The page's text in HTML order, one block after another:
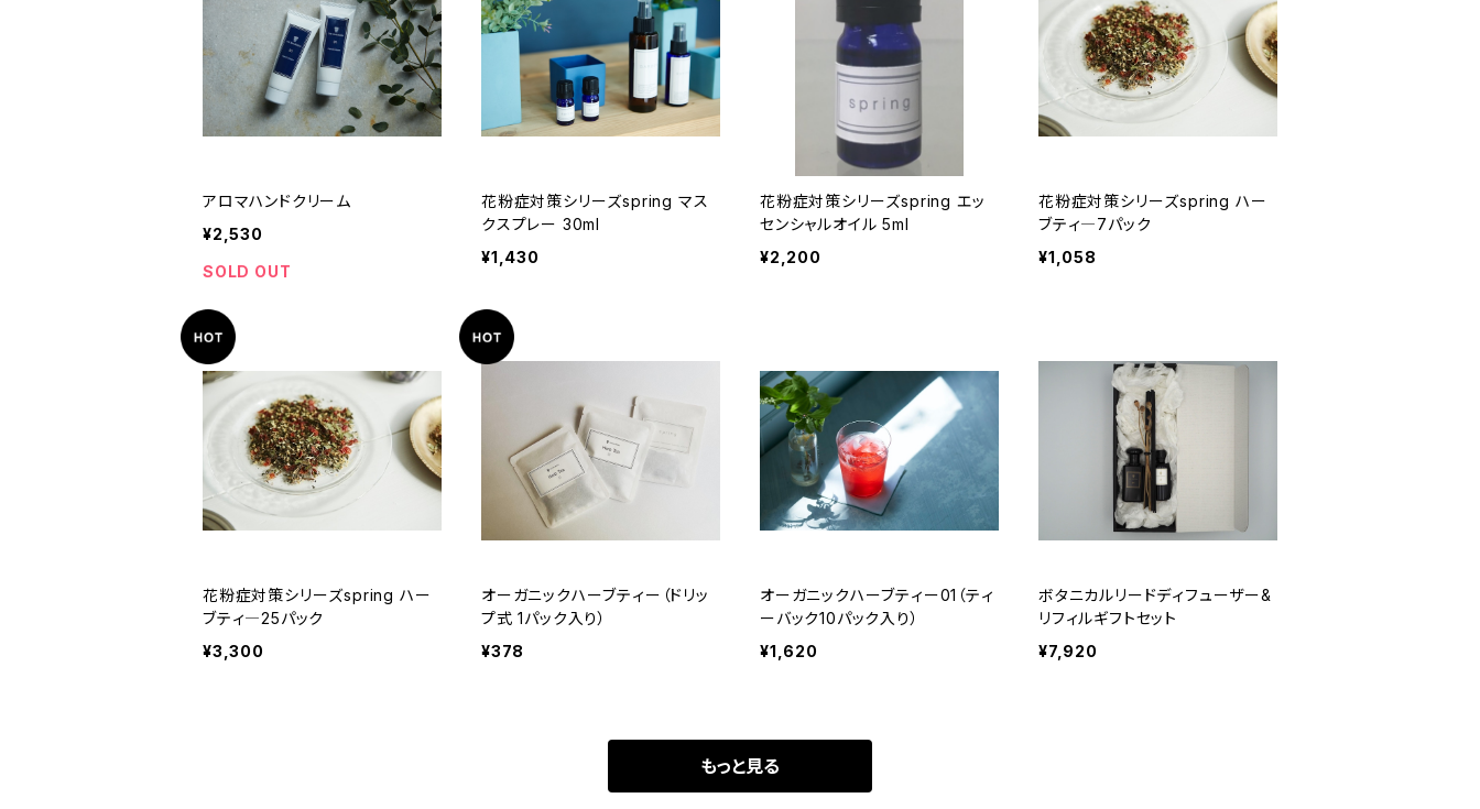
アロマハンドクリーム
¥2,530
SOLD OUT
花粉症対策シリーズspring マス
クスプレー 30ml
¥1,430
花粉症対策シリーズspring エッ
センシャルオイル 5ml
¥2,200
花粉症対策シリーズspring ハー
ブティ―7パック
¥1,058
花粉症対策シリーズspring ハー
ブティ―25パック
¥3,300
オーガニックハーブティー（ドリッ
プ式 1パック入り）
¥378
オーガニックハーブティー01（ティ
ーバック10パック入り）
¥1,620
ボタニカルリードディフューザー&
リフィルギフトセット
¥7,920
もっと見る